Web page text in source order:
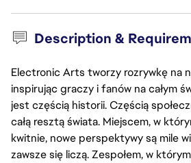
Description &
Electronic Arts tworzy rozrywkę na
inspirując graczy i fanów na całym
jest częścią historii. Częścią
całą resztą świata. Miejscem, w
kwitnie, nowe perspektywy są mile
zawsze się liczą. Zespołem, w